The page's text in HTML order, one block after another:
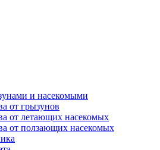
и насекомыми
от грызунов
от летающих насекомых
от ползающих насекомых